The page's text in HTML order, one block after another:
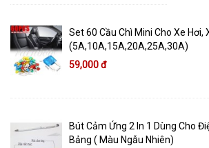
Set 60 Cầu Chì Mini Cho Xe Hơi,
(5A,10A,15A,20A,25A,30A)
59,000 đ
Bút Cảm Ứng 2 In 1 Dùng Cho
Bảng ( Màu Ngẫu Nhiên)